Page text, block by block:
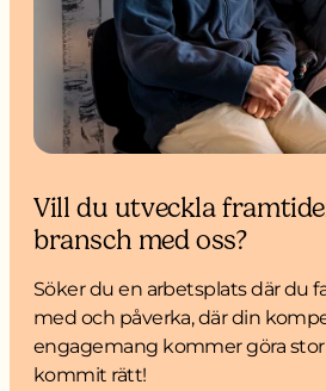
Vill du utveckla
bransch med oss?
Söker du en arbetsplats där du
med och påverka, där din
engagemang kommer göra stor
kommit rätt!